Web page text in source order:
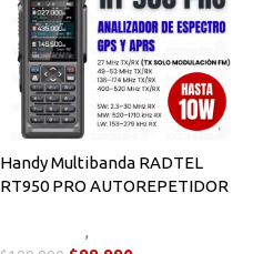
Handy Multibanda RADTEL
RT950 PRO AUTOREPETIDOR
,